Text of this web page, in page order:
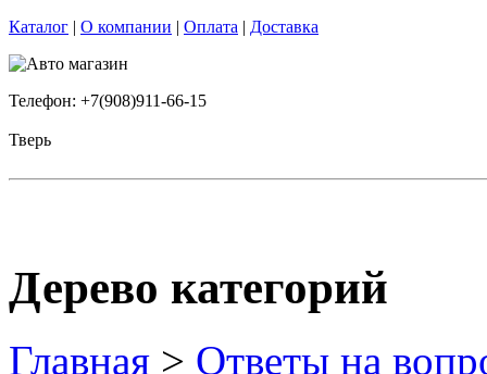
Каталог | О компании | Оплата | Доставка
Телефон: +7(908)911-66-15
Тверь
Дерево категорий
Главная > Ответы на